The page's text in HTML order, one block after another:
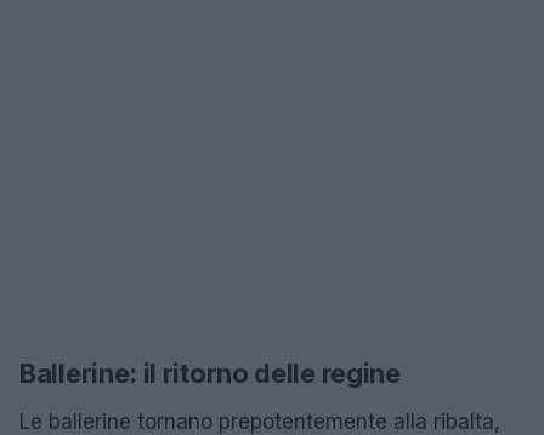
Ballerine: il ritorno delle regine
Le ballerine tornano prepotentemente alla ribalta,